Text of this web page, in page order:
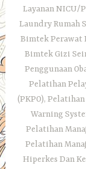
Layanan NICU/
Laundry Rumah
Bimtek Perawat
Bimtek Gizi
Penggunaan
Pelatihan
(PKPO),
Warning
Pelatihan
Pelatihan
Hiperkes Dan